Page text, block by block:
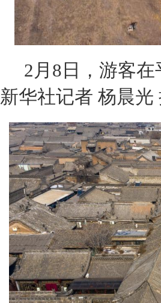
2月8日，游客
新华社记者 杨晨光